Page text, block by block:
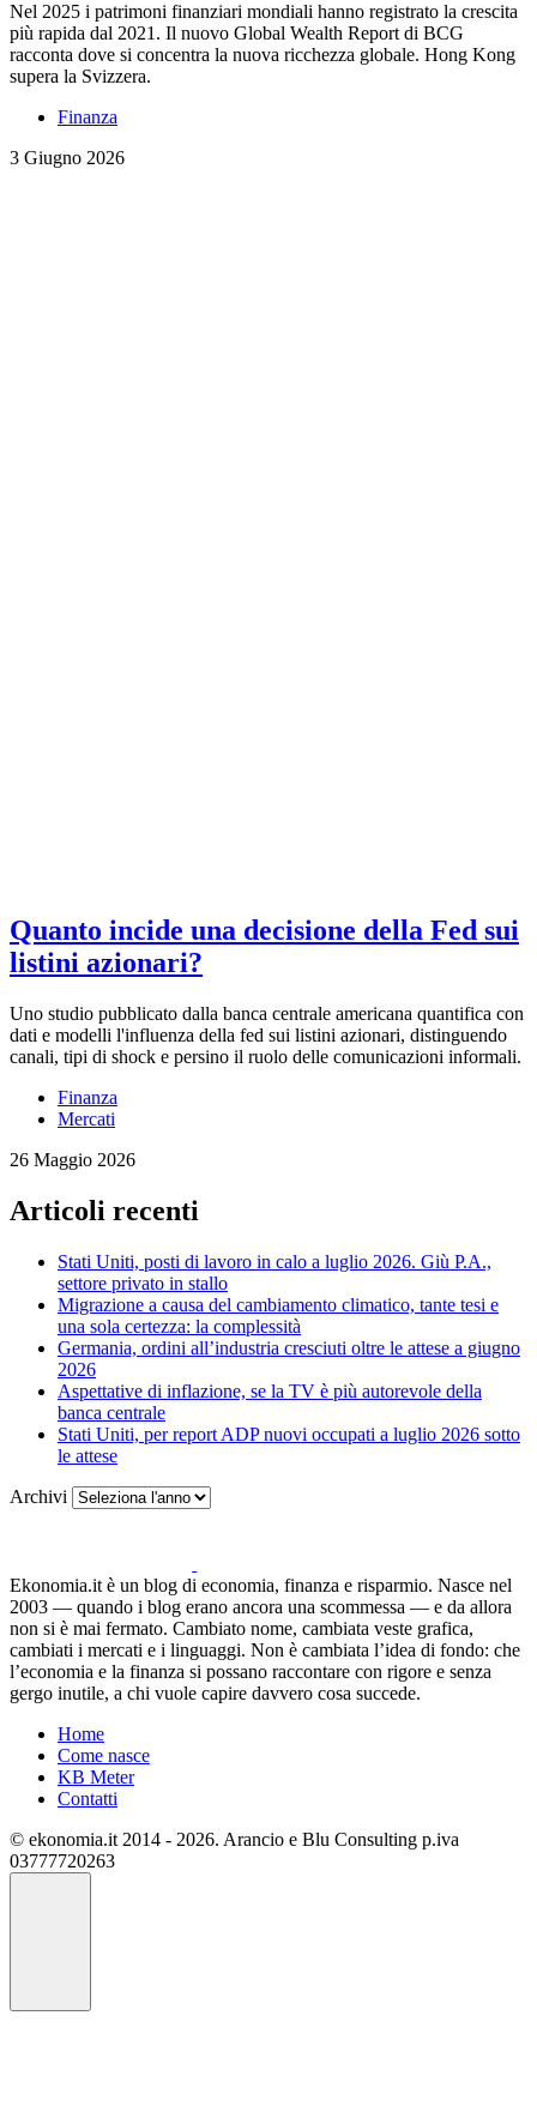
Nel 2025 i patrimoni finanziari mondiali hanno registrato la crescita
più rapida dal 2021. Il nuovo Global Wealth Report di BCG
racconta dove si concentra la nuova ricchezza globale. Hong Kong
supera la Svizzera.
Finanza
3 Giugno 2026
Quanto incide una decisione della Fed sui
listini azionari?
Uno studio pubblicato dalla banca centrale americana quantifica con
dati e modelli l'influenza della fed sui listini azionari, distinguendo
canali, tipi di shock e persino il ruolo delle comunicazioni informali.
Finanza
Mercati
26 Maggio 2026
Articoli recenti
Stati Uniti, posti di lavoro in calo a luglio 2026. Giù P.A.,
settore privato in stallo
Migrazione a causa del cambiamento climatico, tante tesi e
una sola certezza: la complessità
Germania, ordini all’industria cresciuti oltre le attese a giugno
2026
Aspettative di inflazione, se la TV è più autorevole della
banca centrale
Stati Uniti, per report ADP nuovi occupati a luglio 2026 sotto
le attese
Archivi
Ekonomia.it è un blog di economia, finanza e risparmio. Nasce nel
2003 — quando i blog erano ancora una scommessa — e da allora
non si è mai fermato. Cambiato nome, cambiata veste grafica,
cambiati i mercati e i linguaggi. Non è cambiata l’idea di fondo: che
l’economia e la finanza si possano raccontare con rigore e senza
gergo inutile, a chi vuole capire davvero cosa succede.
Home
Come nasce
KB Meter
Contatti
© ekonomia.it 2014 - 2026. Arancio e Blu Consulting p.iva
03777720263